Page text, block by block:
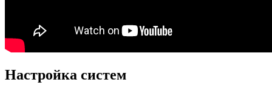
Настройка систем